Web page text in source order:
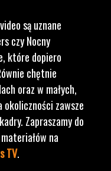
są uznane
czy Nocny
które dopiero
chętnie
oraz w małych,
okoliczności zawsze
Zapraszamy do
na
TV.